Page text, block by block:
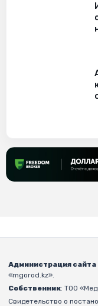
Администрация
«mgorod.kz».
Собственник: ТОО
Свидетельство о